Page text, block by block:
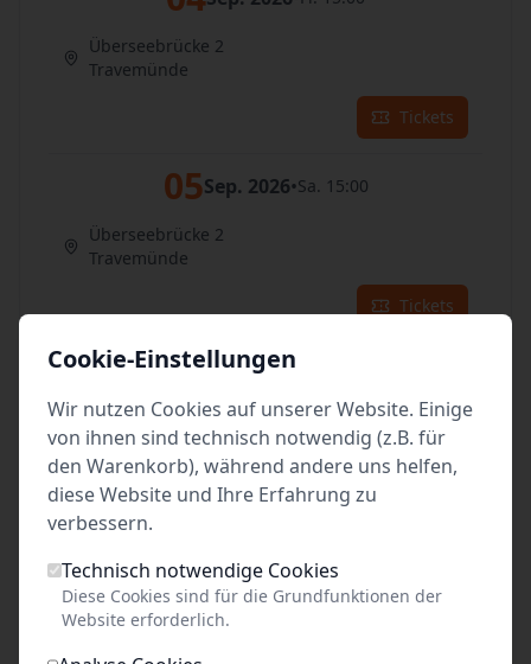
Überseebrücke 2
Travemünde
Tickets
05Sep. 2026•Sa. 15:00
Überseebrücke 2
Travemünde
Tickets
06Sep. 2026•
Überseebrücke 2
Travemünde
07Sep. 2026•Mo. 15:00
Überseebrücke 2
Cookie-Einstellungen
Wir nutzen Cookies auf unserer Website. Einige
von ihnen sind technisch notwendig (z.B. für
den Warenkorb), während andere uns helfen,
diese Website und Ihre Erfahrung zu
verbessern.
Technisch notwendige Cookies
Diese Cookies sind für die Grundfunktionen der
Website erforderlich.